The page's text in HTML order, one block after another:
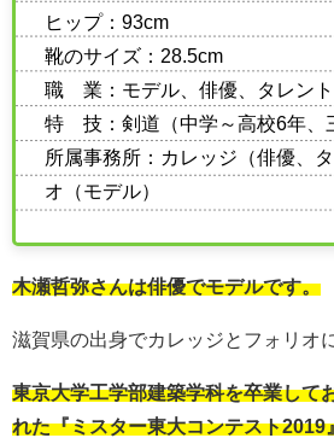
ヒップ：93cm
靴のサイズ：28.5cm
職 業：モデル、俳優、タレント
特 技：剣道（中学～高校6年、
所属事務所：カレッジ（俳優、
オ（モデル）
木瀬哲弥さんは俳優でモデルです。
滋賀県の出身でカレッジとフォリオ
東京大学工学部建築学科を卒業して
れた『ミスター東大コンテスト2019